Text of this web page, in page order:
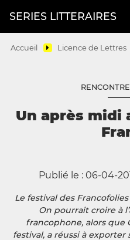
SERIES LITTERAIRES
Accueil Licence de Lettres
Un après midi
Publié le : 06-04-
Le festival des
On pourrait croire à
francophone, alors que
festival, a réussi à